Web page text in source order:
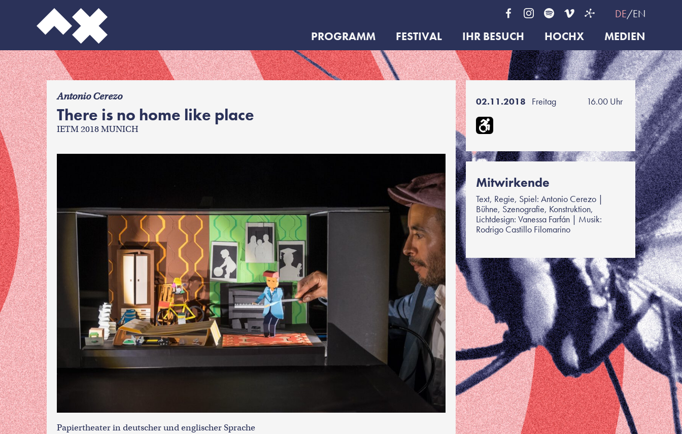
DE EN
PROGRAMM FESTIVAL IHR BESUCH HOCHX MEDIEN
f
Antonio Cerezo
There is no home like place
IETM 2018 MUNICH
Papiertheater in deutscher und englischer Sprache
02.11.2018 Freitag 16.00 Uhr
Mitwirkende
Text, Regie, Spiel: Antonio Cerezo |
Bühne, Szenografie, Konstruktion,
Lichtdesign: Vanessa Farfán | Musik:
Rodrigo Castillo Filomarino